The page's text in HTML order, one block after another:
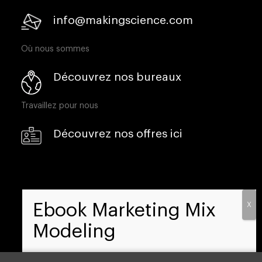
info@makingscience.com
Où nous sommes
Découvrez nos bureaux
Travaillez pour nous
Découvrez nos offres ici